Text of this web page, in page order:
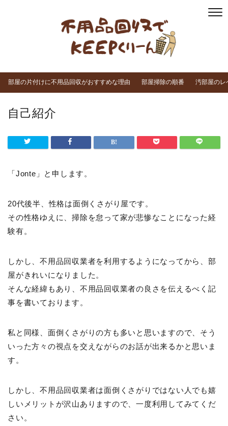
部屋の片付けに不用品回収がおすすめな理由 部屋掃除の順番 汚部屋のレ
自己紹介
「Jonte」と申します。
20代後半、性格は面倒くさがり屋です。
その性格ゆえに、掃除を怠って家が悲惨なことになった経
験有。
しかし、不用品回収業者を利用するようになってから、部
屋がきれいになりました。
そんな経緯もあり、不用品回収業者の良さを伝えるべく記
事を書いております。
私と同様、面倒くさがりの方も多いと思いますので、そう
いった方々の視点を交えながらのお話が出来るかと思いま
す。
しかし、不用品回収業者は面倒くさがりではない人でも嬉
しいメリットが沢山ありますので、一度利用してみてくだ
さい。